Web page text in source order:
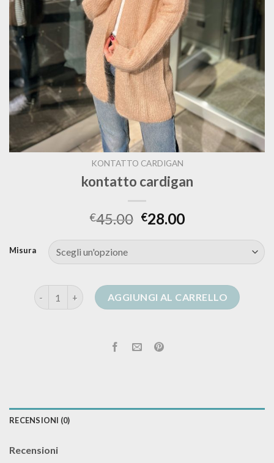
KONTATTO CARDIGAN
kontatto cardigan
€45.00 €28.00
Misura
kontatto cardigan quantitàAGGIUNGI AL CARRELLO
RECENSIONI (0)
Recensioni